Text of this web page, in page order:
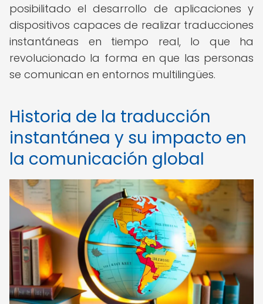
posibilitado el desarrollo de aplicaciones y
dispositivos capaces de realizar traducciones
instantáneas en tiempo real, lo que ha
revolucionado la forma en que las personas
se comunican en entornos multilingües.
Historia de la traducción
instantánea y su impacto en
la comunicación global